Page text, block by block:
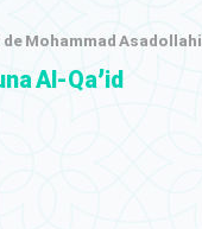
de Mohammad Asadollahi
Al-Qa’id